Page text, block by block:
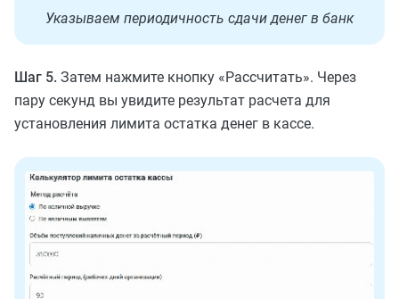
Указываем периодичность сдачи денег в банк
Шаг 5. Затем нажмите кнопку ‭«Рассчитать». Через
пару секунд вы увидите результат расчета для
установления лимита остатка денег в кассе.